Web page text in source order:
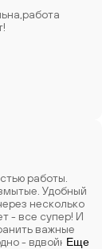
работы.
Удобный
несколько
- все супер! И
важные
- вдвойнеЕще